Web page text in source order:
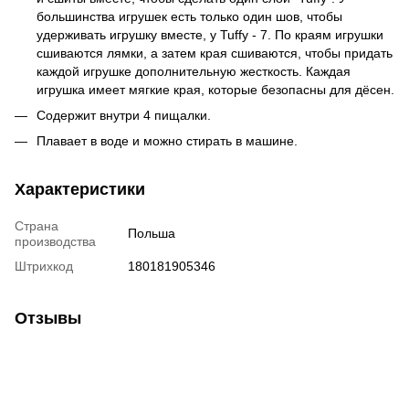
большинства игрушек есть только один шов, чтобы
удерживать игрушку вместе, у Tuffy - 7. По краям игрушки
сшиваются лямки, а затем края сшиваются, чтобы придать
каждой игрушке дополнительную жесткость. Каждая
игрушка имеет мягкие края, которые безопасны для дёсен.
Содержит внутри 4 пищалки.
Плавает в воде и можно стирать в машине.
Характеристики
Страна
производства
Польша
Штрихкод 180181905346
Отзывы